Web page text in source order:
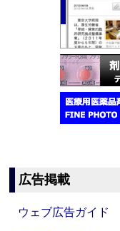
広告掲載
ウェブ広告ガイド